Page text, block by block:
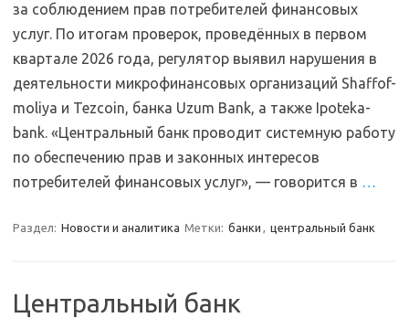
за соблюдением прав потребителей финансовых
услуг. По итогам проверок, проведённых в первом
квартале 2026 года, регулятор выявил нарушения в
деятельности микрофинансовых организаций Shaffof-
moliya и Tezcoin, банка Uzum Bank, а также Ipoteka-
bank. «Центральный банк проводит системную работу
по обеспечению прав и законных интересов
потребителей финансовых услуг», — говорится в …
Раздел: Новости и аналитика Метки: банки , центральный банк
Центральный банк